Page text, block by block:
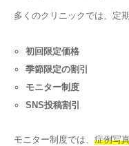
多くのクリニックでは、定
初回限定価格
季節限定の割引
モニター制度
SNS投稿割引
モニター制度では、 症例写